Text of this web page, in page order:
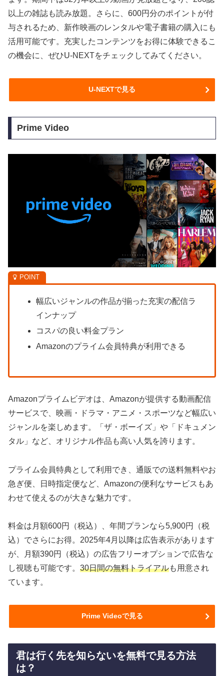
以上の雑誌も読み放題。さらに、600円分のポイントが付
与されるため、新作映画のレンタルや電子書籍の購入にも
活用可能です。充実したコンテンツをお得に体験できるこ
の機会に、ぜひU-NEXTをチェックしてみてください。
U-NEXTで見る
Prime Video
幅広いジャンルの作品が揃った充実の配信ラ
インナップ
コスパの良い料金プラン
Amazonのプライム会員特典が利用できる
Amazonプライムビデオは、Amazonが提供する動画配信
サービスで、映画・ドラマ・アニメ・スポーツなど幅広い
ジャンルを楽しめます。「ザ・ボーイズ」や「ドキュメン
タル」など、オリジナル作品も高い人気を誇ります。
プライム会員特典として利用でき、通販での送料無料やお
急ぎ便、日時指定便など、Amazonの便利なサービスもあ
わせて使えるのが大きな魅力です。
料金は月額600円（税込）、年間プランなら5,900円（税
込）でさらにお得。2025年4月以降は広告表示があります
が、月額390円（税込）の広告フリーオプションで広告な
し視聴も可能です。 30日間の無料トライアルも用意され
ています。
Prime Videoで見る
君は行く先を知らないを無料で見る方法
は？